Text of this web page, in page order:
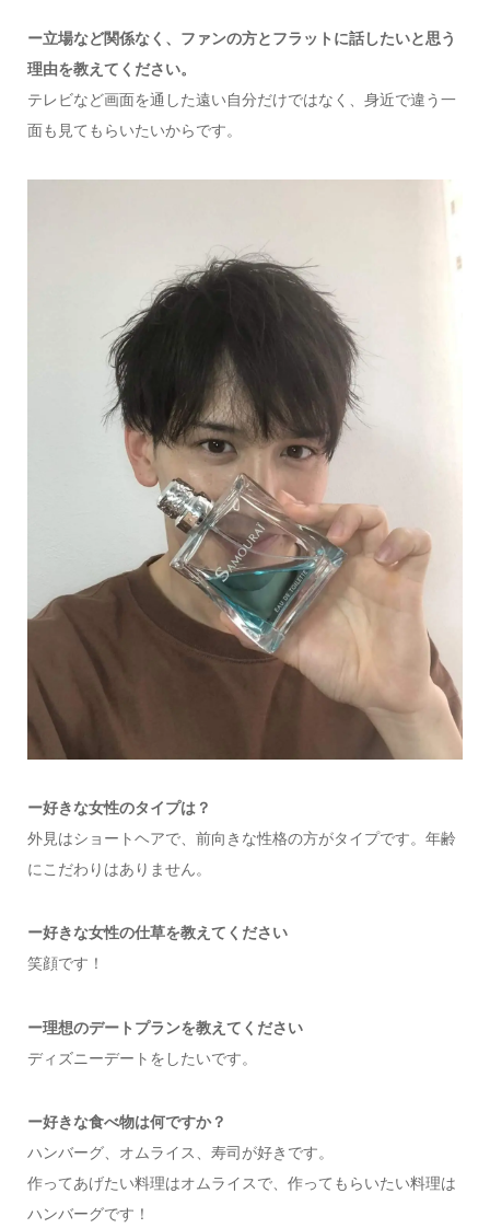
ー立場など関係なく、ファンの方とフラットに話したいと思う
理由を教えてください。
テレビなど画面を通した遠い自分だけではなく、身近で違う一
面も見てもらいたいからです。
ー好きな女性のタイプは？
外見はショートヘアで、前向きな性格の方がタイプです。年齢
にこだわりはありません。
ー好きな女性の仕草を教えてください
笑顔です！
ー理想のデートプランを教えてください
ディズニーデートをしたいです。
ー好きな食べ物は何ですか？
ハンバーグ、オムライス、寿司が好きです。
作ってあげたい料理はオムライスで、作ってもらいたい料理は
ハンバーグです！